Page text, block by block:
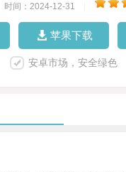
时间：2024-12-31
苹果下载
安卓市场，安全绿色